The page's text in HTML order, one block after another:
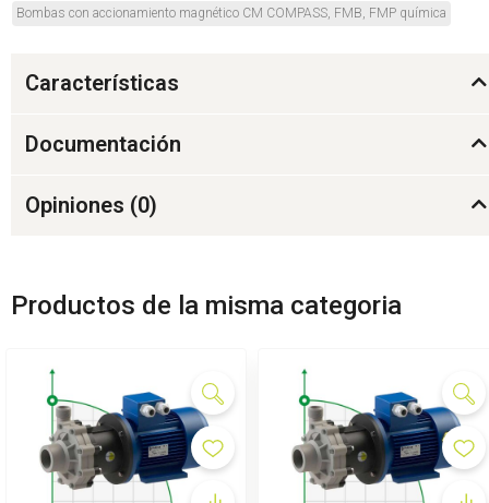
Bombas con accionamiento magnético CM COMPASS, FMB, FMP química
Características
Documentación
Opiniones (0)
Productos de la misma categoria